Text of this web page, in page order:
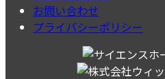
お問い合わせ
プライバシーポリシー